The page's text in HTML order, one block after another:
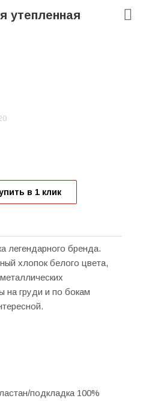
утепленная
в 1 клик
легендарного бренда.
хлопок белого цвета,
на груди и по бокам
подкладка 100%